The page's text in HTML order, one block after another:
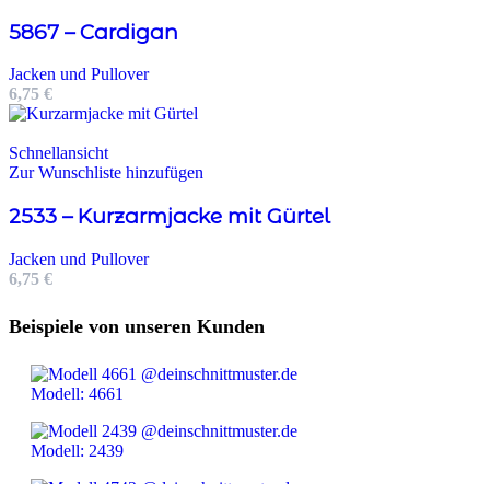
5867 – Cardigan
Jacken und Pullover
6,75 €
Schnellansicht
Zur Wunschliste hinzufügen
2533 – Kurzarmjacke mit Gürtel
Jacken und Pullover
6,75 €
Beispiele von unseren Kunden
Modell: 4661
Modell: 2439